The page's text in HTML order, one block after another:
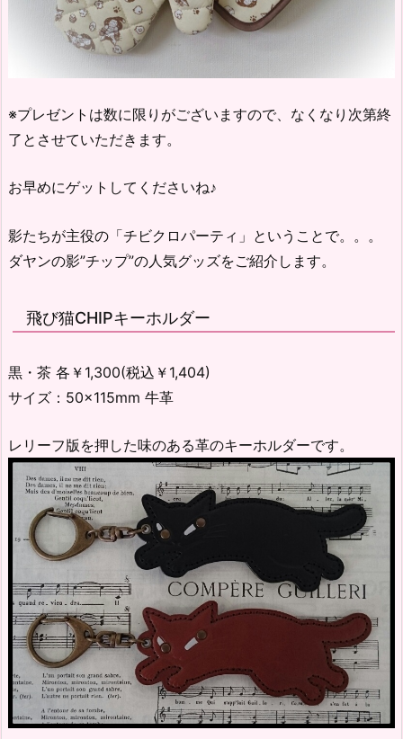
※プレゼントは数に限りがございますので、なくなり次第終
了とさせていただきます。
お早めにゲットしてくださいね♪
影たちが主役の「チビクロパーティ」ということで。。。
ダヤンの影”チップ”の人気グッズをご紹介します。
飛び猫CHIPキーホルダー
黒・茶 各￥1,300(税込￥1,404)
サイズ：50×115mm 牛革
レリーフ版を押した味のある革のキーホルダーです。